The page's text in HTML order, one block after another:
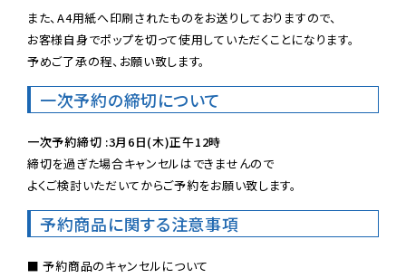
また、A4用紙へ印刷されたものをお送りしておりますので、
お客様自身でポップを切って使用していただくことになります。
予めご了承の程、お願い致します。
一次予約の締切について
一次予約締切 :3月6日(木)正午12時
締切を過ぎた場合キャンセルはできませんので
よくご検討いただいてからご予約をお願い致します。
予約商品に関する注意事項